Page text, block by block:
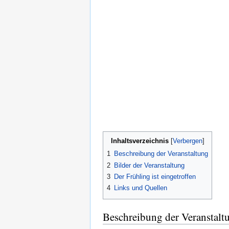
Inhaltsverzeichnis
1 Beschreibung der Veranstaltung
2 Bilder der Veranstaltung
3 Der Frühling ist eingetroffen
4 Links und Quellen
Beschreibung der